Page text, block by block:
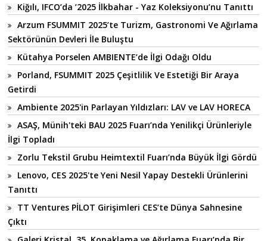
Kiğılı, IFCO’da ’2025 İlkbahar - Yaz Koleksiyonu’nu Tanıttı
Arzum FSUMMIT 2025’te Turizm, Gastronomi Ve Ağırlama
Sektörünün Devleri İle Buluştu
Kütahya Porselen AMBIENTE’de İlgi Odağı Oldu
Porland, FSUMMIT 2025 Çeşitlilik Ve Estetiği Bir Araya
Getirdi
Ambiente 2025'in Parlayan Yıldızları: LAV ve LAV HORECA
ASAŞ, Münih'teki BAU 2025 Fuarı’nda Yenilikçi Ürünleriyle
İlgi Topladı
Zorlu Tekstil Grubu Heimtextil Fuarı’nda Büyük İlgi Gördü
Lenovo, CES 2025'te Yeni Nesil Yapay Destekli Ürünlerini
Tanıttı
TT Ventures PİLOT Girişimleri CES’te Dünya Sahnesine
Çıktı